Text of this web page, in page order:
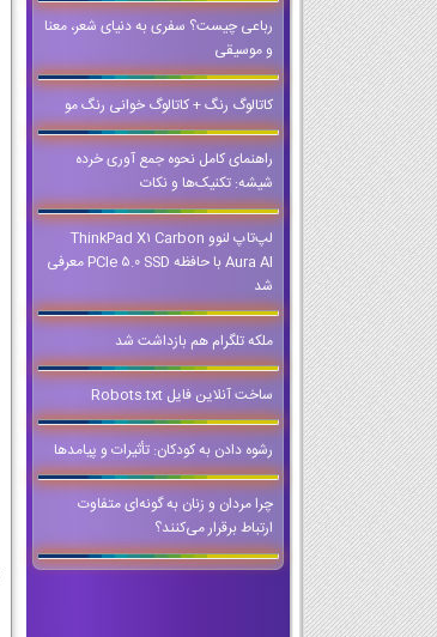
رباعی چیست؟ سفری به دنیای شعر، معنا
و موسیقی
کاتالوگ رنگ + کاتالوگ خوانی رنگ مو
راهنمای کامل نحوه جمع آوری خرده
شیشه: تکنیک‌ها و نکات
لپ‌تاپ لنوو ThinkPad X1 Carbon
Aura AI با حافظه PCIe 5.0 SSD معرفی
شد
ملکه تلگرام هم بازداشت شد
ساخت آنلاین فایل Robots.txt
رشوه دادن به کودکان: تأثیرات و پیامدها
چرا مردان و زنان به گونه‌ای متفاوت
ارتباط برقرار می‌کنند؟